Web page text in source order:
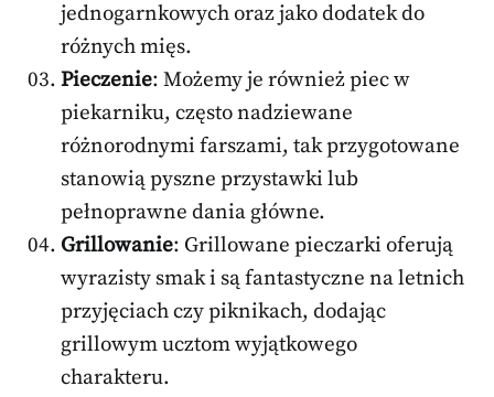
jednogarnkowych oraz jako dodatek do
różnych mięs.
Pieczenie: Możemy je również piec w
piekarniku, często nadziewane
różnorodnymi farszami, tak przygotowane
stanowią pyszne przystawki lub
pełnoprawne dania główne.
Grillowanie: Grillowane pieczarki oferują
wyrazisty smak i są fantastyczne na letnich
przyjęciach czy piknikach, dodając
grillowym ucztom wyjątkowego
charakteru.